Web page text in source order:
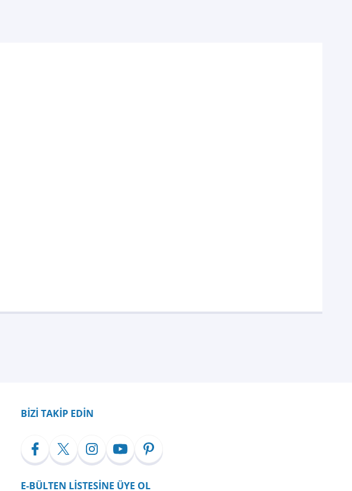
BİZİ TAKİP EDİN
E-BÜLTEN LİSTESİNE ÜYE OL